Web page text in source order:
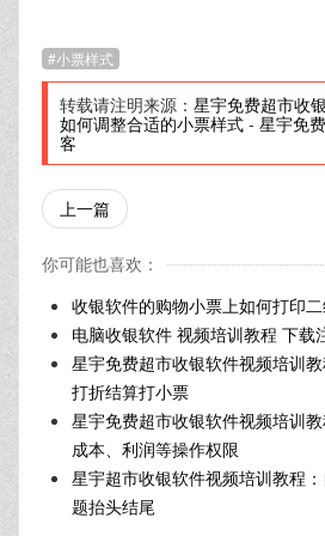
小票样式
转载请注明来源： 星宇免费超市收
如何调整合适的小票样式 - 星宇免
客
上一篇
你可能也喜欢：
收银软件的购物小票上如何打印
电脑收银软件 视频培训教程 下载
星宇免费超市收银软件视频培训
打折结算打小票
星宇免费超市收银软件视频培训教
成本、利润等操作权限
星宇超市收银软件视频培训教程
题抬头结尾